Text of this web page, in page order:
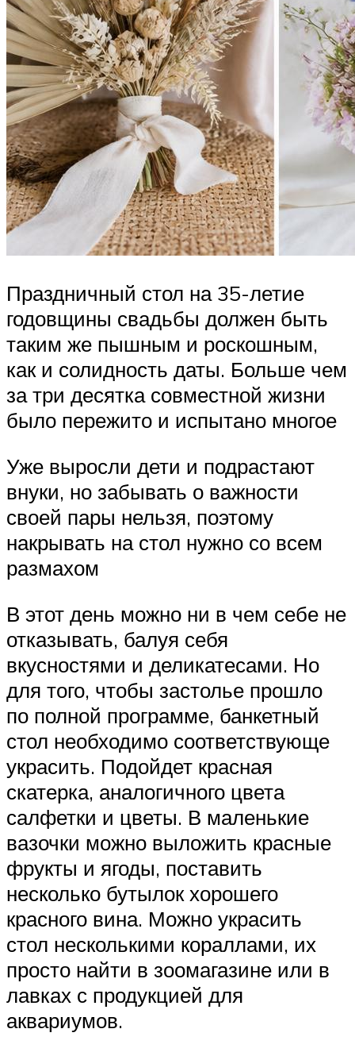
Праздничный стол на 35-летие
годовщины свадьбы должен быть
таким же пышным и роскошным,
как и солидность даты. Больше чем
за три десятка совместной жизни
было пережито и испытано многое
Уже выросли дети и подрастают
внуки, но забывать о важности
своей пары нельзя, поэтому
накрывать на стол нужно со всем
размахом
В этот день можно ни в чем себе не
отказывать, балуя себя
вкусностями и деликатесами. Но
для того, чтобы застолье прошло
по полной программе, банкетный
стол необходимо соответствующе
украсить. Подойдет красная
скатерка, аналогичного цвета
салфетки и цветы. В маленькие
вазочки можно выложить красные
фрукты и ягоды, поставить
несколько бутылок хорошего
красного вина. Можно украсить
стол несколькими кораллами, их
просто найти в зоомагазине или в
лавках с продукцией для
аквариумов.